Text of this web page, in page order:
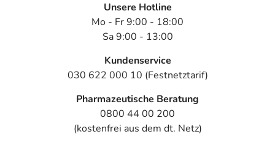
Bemerken Sie eine Befindlichkeitsstörung oder
Veränderung während der Behandlung, wenden Sie sich
Für die Information an dieser Stelle werden vor allem
Nebenwirkungen berücksichtigt, die bei mindestens
einem von 1.000 behandelten Patienten auftreten.
Unsere Hotline
Mo - Fr 9:00 - 18:00
Sa 9:00 - 13:00
Kundenservice
030 622 000 10 (Festnetztarif)
Pharmazeutische Beratung
0800 44 00 200
(kostenfrei aus dem dt. Netz)